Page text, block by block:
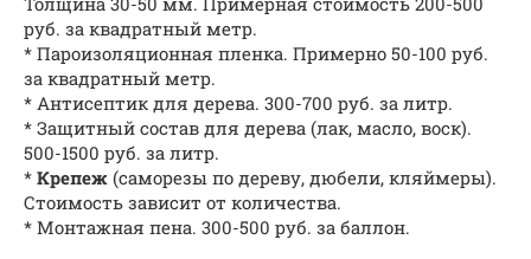
руб. за квадратный метр.
* Пароизоляционная пленка. Примерно 50-100 руб.
за квадратный метр.
* Антисептик для дерева. 300-700 руб. за литр.
* Защитный состав для дерева (лак, масло, воск).
500-1500 руб. за литр.
* Крепеж (саморезы по дереву, дюбели, кляймеры).
Стоимость зависит от количества.
* Монтажная пена. 300-500 руб. за баллон.